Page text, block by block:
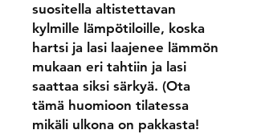
suositella altistettavan
kylmille lämpötiloille, koska
hartsi ja lasi laajenee lämmön
mukaan eri tahtiin ja lasi
saattaa siksi särkyä. (Ota
tämä huomioon tilatessa
mikäli ulkona on pakkasta!